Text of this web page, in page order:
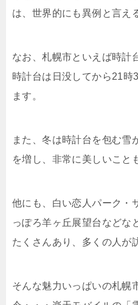
は、世界的にも異例と言え
なお、札幌市といえば時計
時計台は日没してから21時
ます。
また、冬は時計台を包む雪
を増し、非常に美しいこと
他にも、白い恋人パーク・
っぽろ羊ヶ丘展望台などな
たくさんあり、多くの人が
そんな魅力いっぱいの札幌